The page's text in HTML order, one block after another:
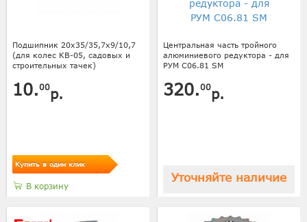
Подшипник 20х35/35,7х9/10,7
(для колес КВ-05, садовых и
строительных тачек)
10.00р.
Купить в один клик
В корзину
Центральная часть тройного
алюминиевого редуктора - для
РУМ C06.81 SM
320.00р.
Уточняйте наличие